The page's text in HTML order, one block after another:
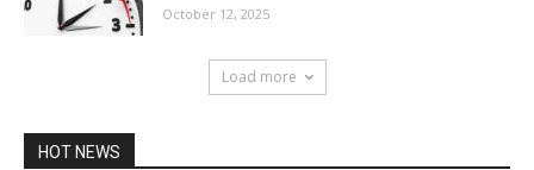
October 12, 2025
Load more
HOT NEWS